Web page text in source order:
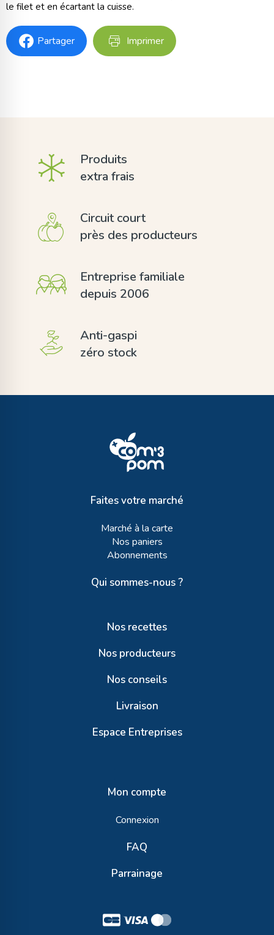
le filet et en écartant la cuisse.
Partager Imprimer
Produits
extra frais
Circuit court
près des producteurs
Entreprise familiale
depuis 2006
Anti-gaspi
zéro stock
Faites votre marché
Marché à la carte
Nos paniers
Abonnements
Qui sommes-nous ?
Nos recettes
Nos producteurs
Nos conseils
Livraison
Espace Entreprises
Mon compte
Connexion
FAQ
Parrainage